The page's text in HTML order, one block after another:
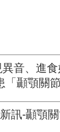
、進食好
「顳顎關
復原快